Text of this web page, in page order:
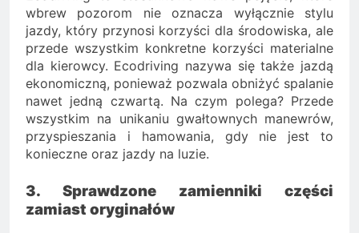
wbrew pozorom nie oznacza wyłącznie stylu
jazdy, który przynosi korzyści dla środowiska, ale
przede wszystkim konkretne korzyści materialne
dla kierowcy. Ecodriving nazywa się także jazdą
ekonomiczną, ponieważ pozwala obniżyć spalanie
nawet jedną czwartą. Na czym polega? Przede
wszystkim na unikaniu gwałtownych manewrów,
przyspieszania i hamowania, gdy nie jest to
konieczne oraz jazdy na luzie.
3. Sprawdzone zamienniki części
zamiast oryginałów